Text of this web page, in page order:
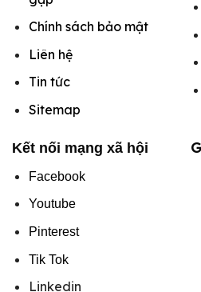
Chính sách bảo mật
Liên hệ
Tin tức
Sitemap
Kết nối mạng xã hội
Facebook
Youtube
Pinterest
Tik Tok
Linkedin